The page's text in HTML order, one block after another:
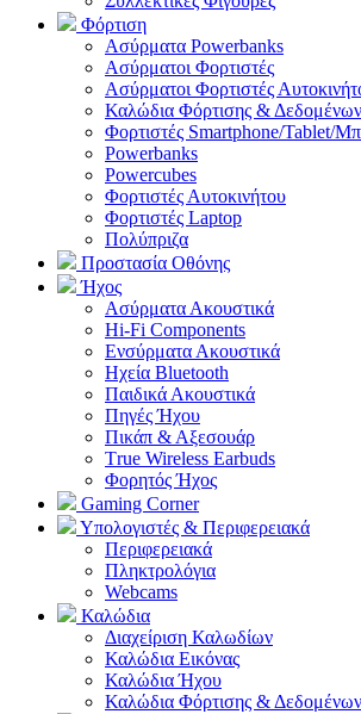
Φόρτιση
Ασύρματα Powerbanks
Aσύρματοι Φορτιστές
Ασύρματοι Φορτιστές
Καλώδια Φόρτισης & Δεδομένων
Φορτιστές Smartphone/Tablet/
Powerbanks
Powercubes
Φορτιστές Αυτοκινήτου
Φορτιστές Laptop
Πολύπριζα
Προστασία Οθόνης
Ήχος
Ασύρματα Ακουστικά
Hi-Fi Components
Ενσύρματα Ακουστικά
Ηχεία Bluetooth
Παιδικά Ακουστικά
Πηγές Ήχου
Πικάπ & Αξεσουάρ
Τrue Wireless Earbuds
Φορητός Ήχος
Gaming Corner
Υπολογιστές & Περιφερειακά
Περιφερειακά
Πληκτρολόγια
Webcams
Καλώδια
Διαχείριση Καλωδίων
Καλώδια Εικόνας
Καλώδια Ήχου
Καλώδια Φόρτισης & Δεδομένων